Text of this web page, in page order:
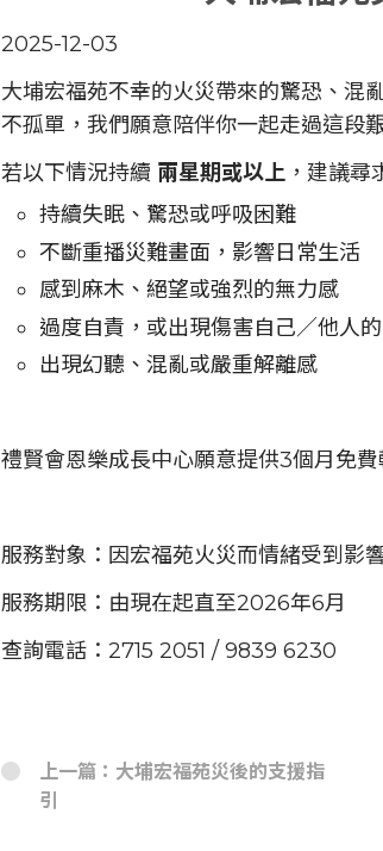
2025-12-03
大埔宏福苑不幸的火災帶來的驚恐、混
不孤單，我們願意陪伴你一起走過這段
若以下情況持續 兩星期或以上 ，建議尋
持續失眠、驚恐或呼吸困難
不斷重播災難畫面，影響日常生活
感到麻木、絕望或強烈的無力感
過度自責，或出現傷害自己／他人
出現幻聽、混亂或嚴重解離感
禮賢會恩樂成長中心願意提供3個月免
服務對象：因宏福苑火災而情緒受到影
服務期限：由現在起直至2026年6月
查詢電話：2715 2051 / 9839 6230
上一篇：大埔宏福苑災後的支援指
引